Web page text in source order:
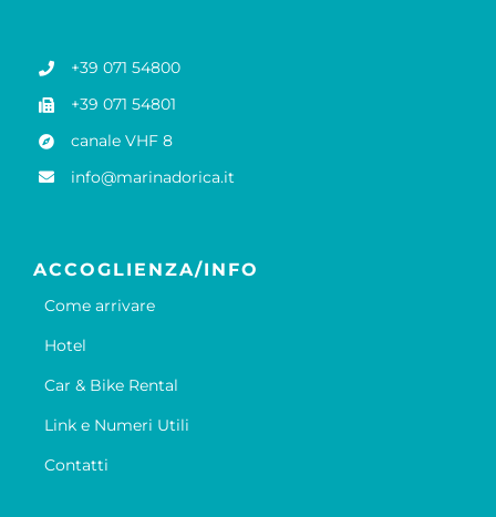
+39 071 54800
+39 071 54801
canale VHF 8
info@marinadorica.it
ACCOGLIENZA/INFO
Come arrivare
Hotel
Car & Bike Rental
Link e Numeri Utili
Contatti